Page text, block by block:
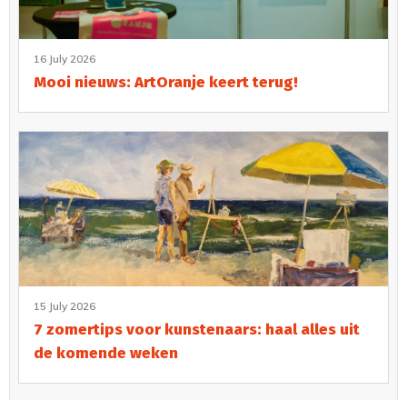
16 July 2026
Mooi nieuws: ArtOranje keert terug!
15 July 2026
7 zomertips voor kunstenaars: haal alles uit
de komende weken